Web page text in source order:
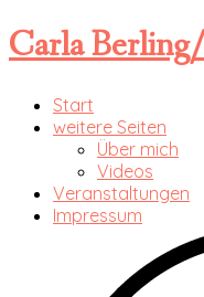
Carla
Start
weitere Seiten
Über mich
Videos
Veranstaltungen
Impressum